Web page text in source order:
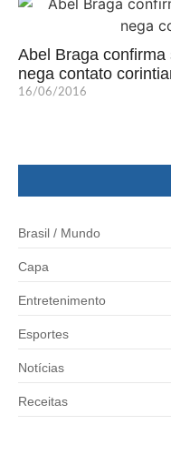
Abel Braga
nega contato
16/06/2016
Brasil / Mundo
Capa
Entretenimento
Esportes
Notícias
Receitas